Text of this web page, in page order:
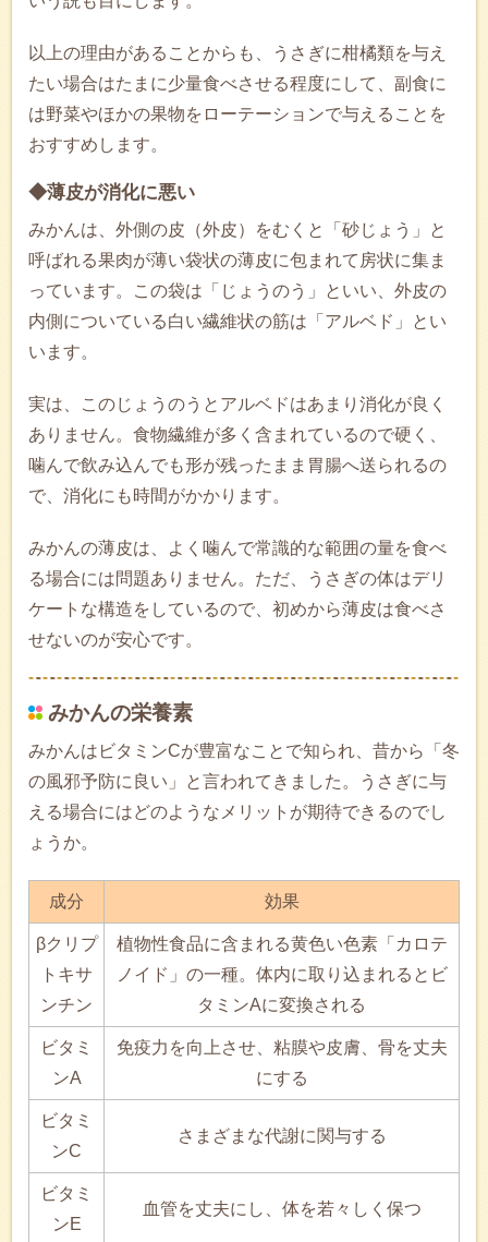
以上の理由があることからも、うさぎに柑橘類を与え
たい場合はたまに少量食べさせる程度にして、副食に
は野菜やほかの果物をローテーションで与えることを
おすすめします。
◆薄皮が消化に悪い
みかんは、外側の皮（外皮）をむくと「砂じょう」と
呼ばれる果肉が薄い袋状の薄皮に包まれて房状に集ま
っています。この袋は「じょうのう」といい、外皮の
内側についている白い繊維状の筋は「アルベド」とい
います。
実は、このじょうのうとアルベドはあまり消化が良く
ありません。食物繊維が多く含まれているので硬く、
噛んで飲み込んでも形が残ったまま胃腸へ送られるの
で、消化にも時間がかかります。
みかんの薄皮は、よく噛んで常識的な範囲の量を食べ
る場合には問題ありません。ただ、うさぎの体はデリ
ケートな構造をしているので、初めから薄皮は食べさ
せないのが安心です。
みかんの栄養素
みかんはビタミンCが豊富なことで知られ、昔から「冬
の風邪予防に良い」と言われてきました。うさぎに与
える場合にはどのようなメリットが期待できるのでし
ょうか。
成分 効果
βクリプ
トキサ
ンチン
植物性食品に含まれる黄色い色素「カロテ
ノイド」の一種。体内に取り込まれるとビ
タミンAに変換される
ビタミ
ンA
免疫力を向上させ、粘膜や皮膚、骨を丈夫
にする
ビタミ
ンC
さまざまな代謝に関与する
ビタミ
ンE
血管を丈夫にし、体を若々しく保つ